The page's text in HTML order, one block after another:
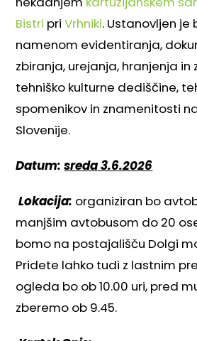
Bistri priVrhniki. Ustanovljen je
namenom evidentiranja,
zbiranja, urejanja, hranjenja in
tehniško kulturne dediščine,
spomenikov in znamenitosti
Slovenije.
Datum:sreda 3.6.2026
Lokacija: organiziran bo
manjšim avtobusom do 20
bomo na postajališču Dolgi
Pridete lahko tudi z lastnim
ogleda bo ob 10.00 uri, pred
zberemo ob 9.45.